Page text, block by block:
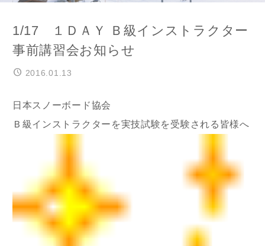
1/17 １ＤＡＹ Ｂ級インストラクター
事前講習会お知らせ
2016.01.13
日本スノーボード協会
Ｂ級インストラクターを実技試験を受験される皆様へ